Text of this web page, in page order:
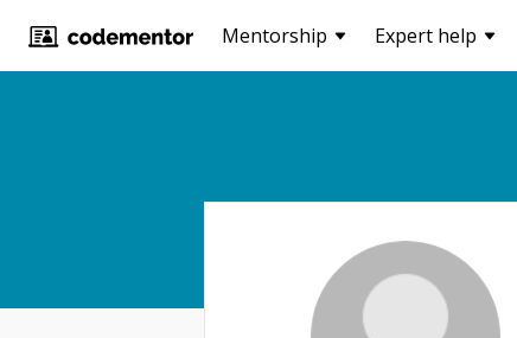
Mentorship Expert help